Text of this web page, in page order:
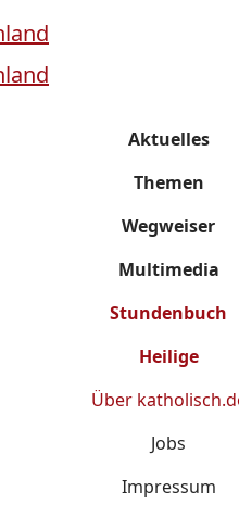
Aktuelles
Themen
Wegweiser
Multimedia
Stundenbuch
Heilige
Über
Jobs
Impressum